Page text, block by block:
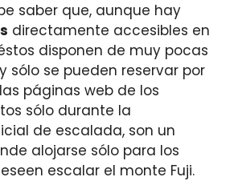
saber que, aunque hay
directamente accesibles en
disponen de muy pocas
sólo se pueden reservar por
páginas web de los
sólo durante la
de escalada, son un
alojarse sólo para los
escalar el monte Fuji.